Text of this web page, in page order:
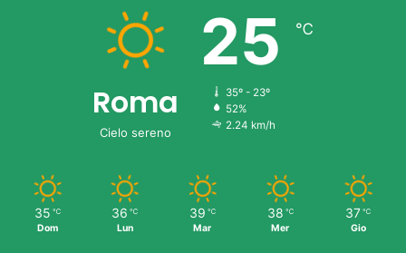
Roma
Cielo sereno
25 ℃
35º - 23º
52%
2.24 km/h
35 ℃
Dom
36 ℃
Lun
39 ℃
Mar
38 ℃
Mer
37 ℃
Gio